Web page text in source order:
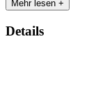
Mehr lesen +
Details